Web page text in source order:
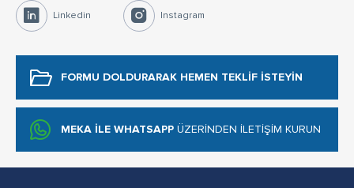
Linkedin Instagram
FORMU DOLDURARAK HEMEN TEKLİF İSTEYİN
MEKA İLE WHATSAPP ÜZERİNDEN İLETİŞİM KURUN